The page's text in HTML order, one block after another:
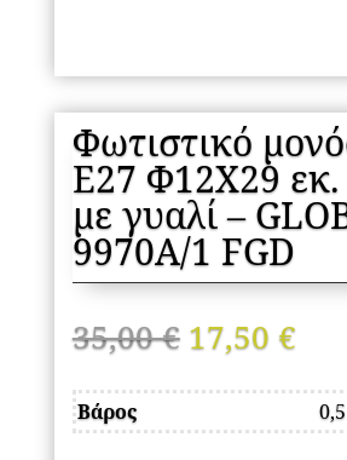
Φωτιστικό
Ε27 Φ12Χ29
με γυαλί –
9970A/1 FGD
35,00€ Original
price
was:
35,00 €.
17,50 €Η
Βάρος